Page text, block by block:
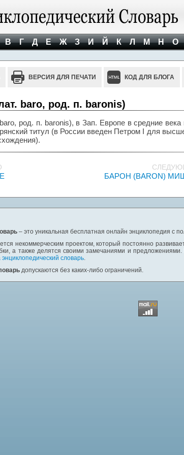
В Г Д Е Ж З И Й К Л М Н О
ВЕРСИЯ ДЛЯ ПЕЧАТИ КОД ДЛЯ БЛОГА
baro, род. п. baronis)
род. п. baronis), в Зап. Европе в средние века
титул (в России введен Петром I для
БАРОН (BARON)
– это уникальная бесплатная онлайн энциклопедия с
некоммерческим проектом, который постоянно
а также делятся своими замечаниями и
энциклопедический словарь.
допускаются без каких-либо ограничений.